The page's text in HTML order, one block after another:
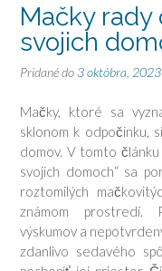
Mačky rady
svojich
Pridané do 3 októbra, 2023
Mačky, ktoré sa
sklonom k odpočinku,
domov. V tomto
svojich domoch“ sa
roztomilých
známom prostredí.
výskumov a
zdanlivo sedavého